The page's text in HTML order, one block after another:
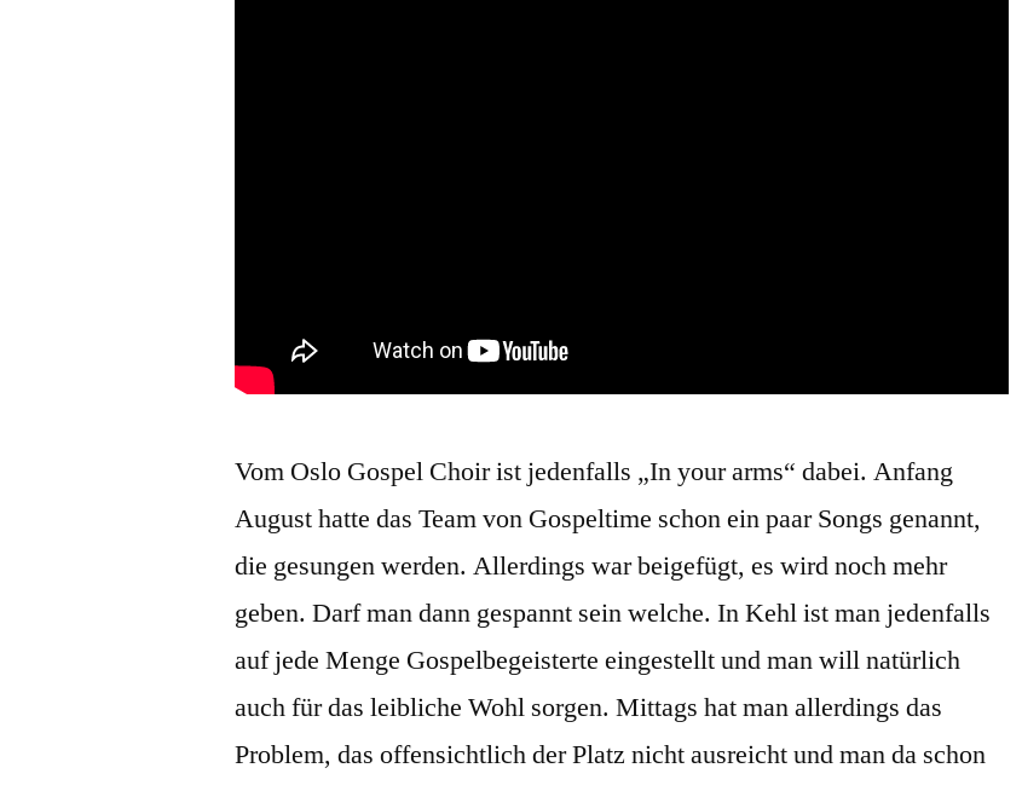
Vom Oslo Gospel Choir ist jedenfalls „In your arms“ dabei. Anfang
August hatte das Team von Gospeltime schon ein paar Songs genannt,
die gesungen werden. Allerdings war beigefügt, es wird noch mehr
geben. Darf man dann gespannt sein welche. In Kehl ist man jedenfalls
auf jede Menge Gospelbegeisterte eingestellt und man will natürlich
auch für das leibliche Wohl sorgen. Mittags hat man allerdings das
Problem, das offensichtlich der Platz nicht ausreicht und man da schon